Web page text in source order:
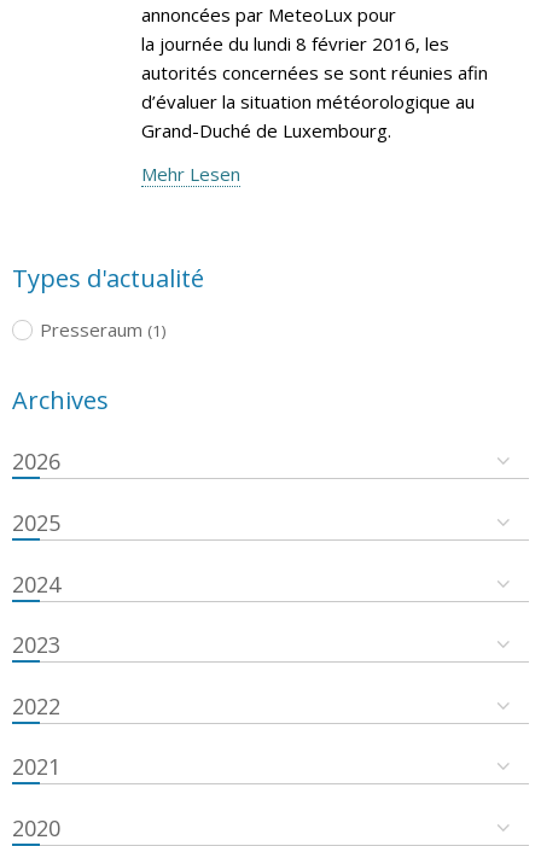
annoncées par MeteoLux pour
la journée du lundi 8 février 2016, les
autorités concernées se sont réunies afin
d’évaluer la situation météorologique au
Grand-Duché de Luxembourg.
Mehr Lesen
Types d'actualité
Presseraum (1)
Archives
2026
2025
2024
2023
2022
2021
2020